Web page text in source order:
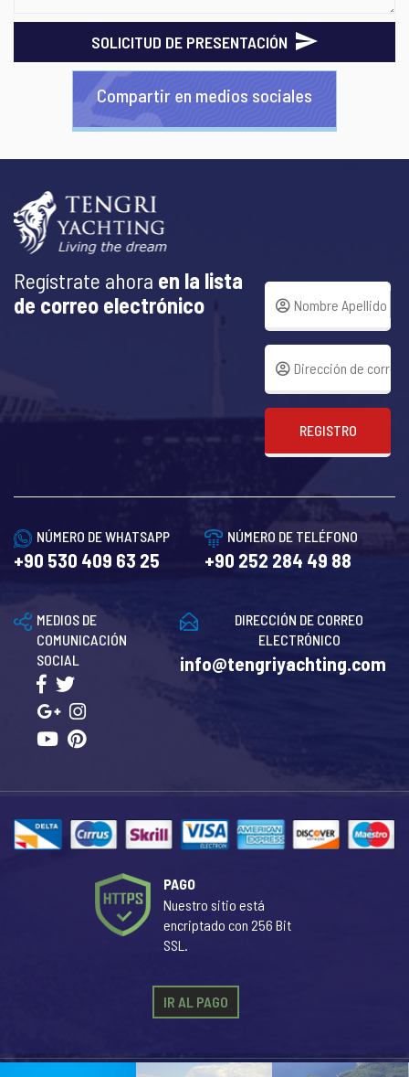
SOLICITUD DE PRESENTACIÓN
Compartir en medios sociales
Regístrate ahora en la lista
de correo electrónico
REGISTRO
NÚMERO DE WHATSAPP
+90 530 409 63 25
NÚMERO DE TELÉFONO
+90 252 284 49 88
DIRECCIÓN DE CORREO
ELECTRÓNICO
info@tengriyachting.com
MEDIOS DE
COMUNICACIÓN
SOCIAL
PAGO
Nuestro sitio está
encriptado con 256 Bit
SSL.
IR AL PAGO